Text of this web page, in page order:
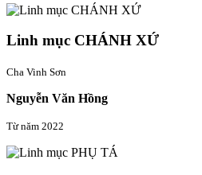
Linh mục CHÁNH XỨ
Cha Vinh Sơn
Nguyễn Văn Hồng
Từ năm 2022